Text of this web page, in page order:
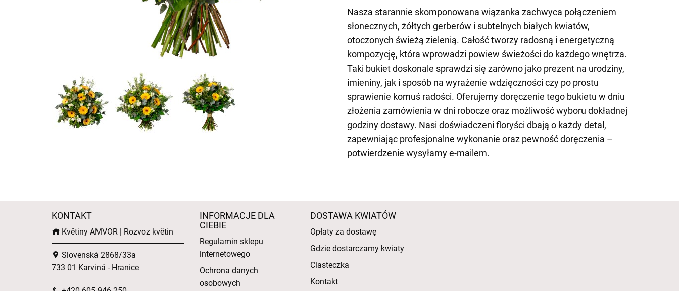
Nasza starannie skomponowana wiązanka zachwyca połączeniem
słonecznych, żółtych gerberów i subtelnych białych kwiatów,
otoczonych świeżą zielenią. Całość tworzy radosną i energetyczną
kompozycję, która wprowadzi powiew świeżości do każdego wnętrza.
Taki bukiet doskonale sprawdzi się zarówno jako prezent na urodziny,
imieniny, jak i sposób na wyrażenie wdzięczności czy po prostu
sprawienie komuś radości. Oferujemy doręczenie tego bukietu w dniu
złożenia zamówienia w dni robocze oraz możliwość wyboru dokładnej
godziny dostawy. Nasi doświadczeni floryści dbają o każdy detal,
zapewniając profesjonalne wykonanie oraz pewność doręczenia –
potwierdzenie wysyłamy e-mailem.
KONTAKT
Květiny AMVOR | Rozvoz květin
Slovenská 2868/33a
733 01 Karviná - Hranice
INFORMACJE DLA
CIEBIE
Regulamin sklepu
internetowego
Ochrona danych
osobowych
DOSTAWA KWIATÓW
Opłaty za dostawę
Gdzie dostarczamy kwiaty
Ciasteczka
Kontakt